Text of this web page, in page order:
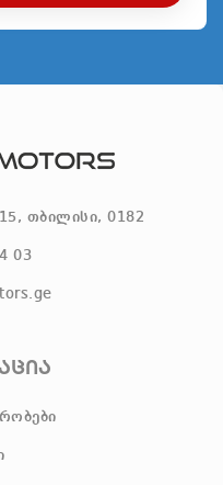
თბილისი, 0182
03